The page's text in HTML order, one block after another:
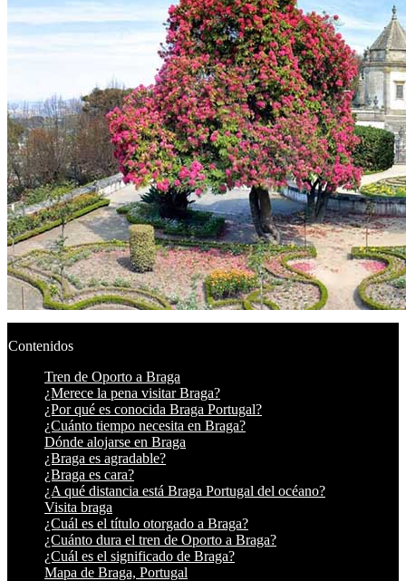
Contenidos
Tren de Oporto a Braga
¿Merece la pena visitar Braga?
¿Por qué es conocida Braga Portugal?
¿Cuánto tiempo necesita en Braga?
Dónde alojarse en Braga
¿Braga es agradable?
¿Braga es cara?
¿A qué distancia está Braga Portugal del océano?
Visita braga
¿Cuál es el título otorgado a Braga?
¿Cuánto dura el tren de Oporto a Braga?
¿Cuál es el significado de Braga?
Mapa de Braga, Portugal